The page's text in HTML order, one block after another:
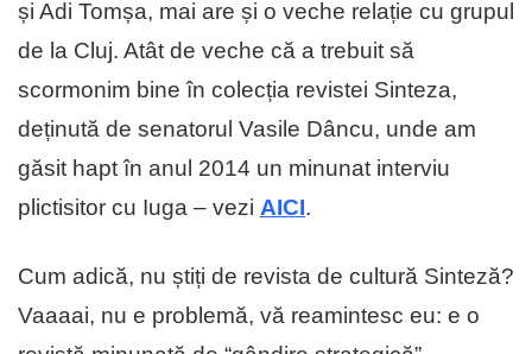
și Adi Tomșa, mai are și o veche relație cu grupul
de la Cluj. Atât de veche că a trebuit să
scormonim bine în colecția revistei Sinteza,
deținută de senatorul Vasile Dâncu, unde am
găsit hapt în anul 2014 un minunat interviu
plictisitor cu Iuga – vezi AICI.
Cum adică, nu știți de revista de cultură Sinteză?
Vaaaai, nu e problemă, vă reamintesc eu: e o